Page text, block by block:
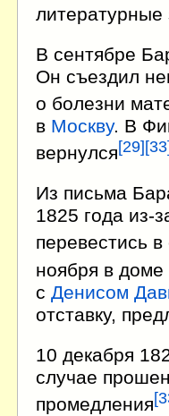
литературные
В сентябре
Он съездил
о болезни
в Москву. В
вернулся[29] [33
Из письма
1825 года из-
перевестись
ноября в
с Денисом
отставку,
10 декабря
случае
промедления[